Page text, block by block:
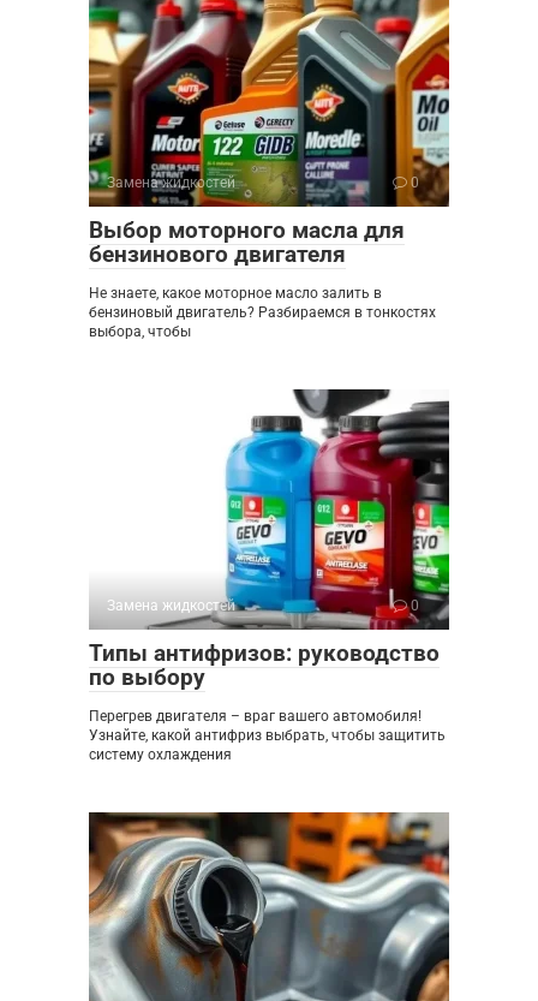
Замена жидкостей 0
Выбор моторного масла для
бензинового двигателя
Не знаете, какое моторное масло залить в
бензиновый двигатель? Разбираемся в тонкостях
выбора, чтобы
Замена жидкостей 0
Типы антифризов: руководство
по выбору
Перегрев двигателя – враг вашего автомобиля!
Узнайте, какой антифриз выбрать, чтобы защитить
систему охлаждения